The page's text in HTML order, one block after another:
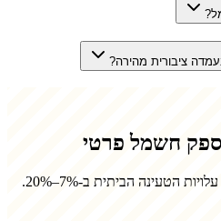
חשמל פרטי
מעבר לספק חשמל פרטי יוזיל את עלויות הטעינה הביתית ב-7%–20%.